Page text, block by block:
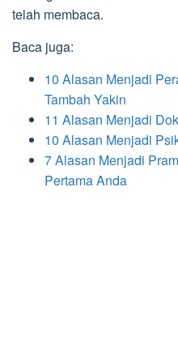
telah membaca.
Baca juga:
10 Alasan Menjadi
Tambah Yakin
11 Alasan Menjadi
10 Alasan Menjadi
7 Alasan Menjadi
Pertama Anda